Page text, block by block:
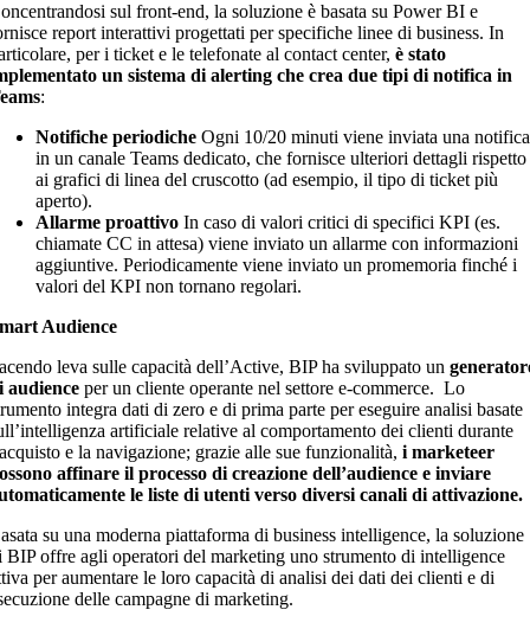
sul front-end, la soluzione è basata su Power BI e
report interattivi progettati per specifiche linee di business. In
per i ticket e le telefonate al contact center,è stato
un sistema di alerting che crea due tipi di notifica in
:
Notifiche periodiche Ogni 10/20 minuti viene inviata una notifica
in un canale Teams dedicato, che fornisce ulteriori dettagli rispetto
ai grafici di linea del cruscotto (ad esempio, il tipo di ticket più
aperto).
Allarme proattivo In caso di valori critici di specifici KPI (es.
chiamate CC in attesa) viene inviato un allarme con informazioni
aggiuntive. Periodicamente viene inviato un promemoria finché i
valori del KPI non tornano regolari.
Audience
leva sulle capacità dell’Active, BIP ha sviluppato un
audienceper un cliente operante nel settore e-commerce. Lo
integra dati di zero e di prima parte per eseguire analisi basate
artificiale relative al comportamento dei clienti durante
e la navigazione; grazie alle sue funzionalità,i marketeer
affinare il processo di creazione dell’audience e inviare
le liste di utenti verso diversi canali di attivazione.
su una moderna piattaforma di business intelligence, la soluzione
BIP offre agli operatori del marketing uno strumento di intelligence
per aumentare le loro capacità di analisi dei dati dei clienti e di
delle campagne di marketing.